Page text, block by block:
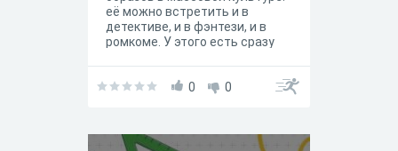
её можно встретить и в
детективе, и в фэнтези, и в
ромкоме. У этого есть сразу
символических.
0 0